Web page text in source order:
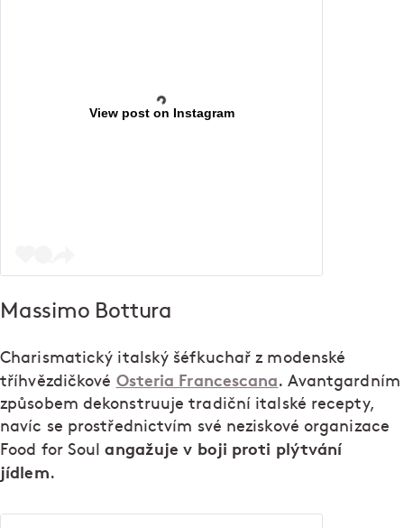
View post on Instagram
Massimo Bottura
Charismatický italský šéfkuchař z modenské
tříhvězdičkové Osteria Francescana. Avantgardním
způsobem dekonstruuje tradiční italské recepty,
navíc se prostřednictvím své neziskové organizace
Food for Soulangažuje v boji proti plýtvání
jídlem.